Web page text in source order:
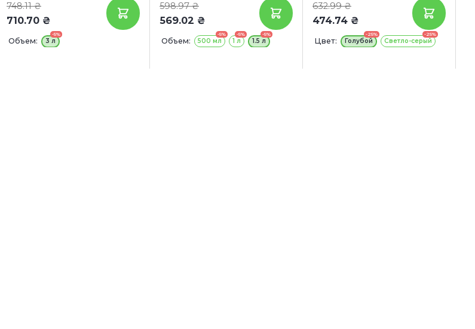
748.11 ₴
710.70 ₴
Объем:
-5%
3 л
598.97 ₴
569.02 ₴
Объем:
-5%
500 мл
-5%
1 л
-5%
1.5 л
632.99 ₴
474.74 ₴
Цвет:
-25%
Голубой
-25%
Светло-серый